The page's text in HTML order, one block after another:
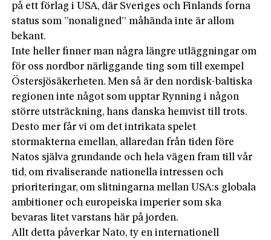
på ett förlag i USA, där Sveriges och Finlands forna
status som ”nonaligned” måhända inte är allom
bekant.
Inte heller finner man några längre utläggningar om
för oss nordbor närliggande ting som till exempel
Östersjö­säkerheten. Men så är den nordisk-baltiska
regionen inte något som upptar Rynning i någon
större utsträckning, hans danska hemvist till trots.
Desto mer får vi om det intrikata spelet
stormakterna emellan, allaredan från tiden före
Natos själva grundande och hela vägen fram till vår
tid, om rivaliserande nationella intressen och
prioriteringar, om slitningarna mellan USA:s globala
ambitioner och europeiska imperier som ska
bevaras litet varstans här på jorden.
Allt detta påverkar Nato, ty en internationell